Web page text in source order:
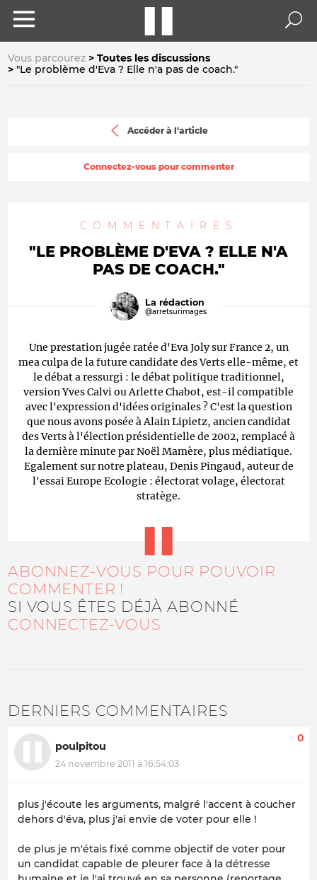
Vous parcourez
Toutes les discussions
"Le problème d'Eva ? Elle n'a pas de coach."
Accéder à l'article
Connectez-vous pour commenter
COMMENTAIRES
"LE PROBLÈME D'EVA ? ELLE N'A
PAS DE COACH."
La rédaction
@arretsurimages
Une prestation jugée ratée d'Eva Joly sur France 2, un
mea culpa de la future candidate des Verts elle-même, et
le débat a ressurgi : le débat politique traditionnel,
version Yves Calvi ou Arlette Chabot, est-il compatible
avec l'expression d'idées originales ? C'est la question
que nous avons posée à Alain Lipietz, ancien candidat
des Verts à l'élection présidentielle de 2002, remplacé à
la dernière minute par Noël Mamère, plus médiatique.
Egalement sur notre plateau, Denis Pingaud, auteur de
l'essai Europe Ecologie : électorat volage, électorat
stratège.
ABONNEZ-VOUS POUR POUVOIR
COMMENTER !
SI VOUS ÊTES DÉJÀ ABONNÉ
CONNECTEZ-VOUS
DERNIERS COMMENTAIRES
poulpitou
24 novembre 2011 à 16:54:03
0
plus j'écoute les arguments, malgré l'accent à coucher
dehors d'éva, plus j'ai envie de voter pour elle !
de plus je m'étais fixé comme objectif de voter pour
un candidat capable de pleurer face à la détresse